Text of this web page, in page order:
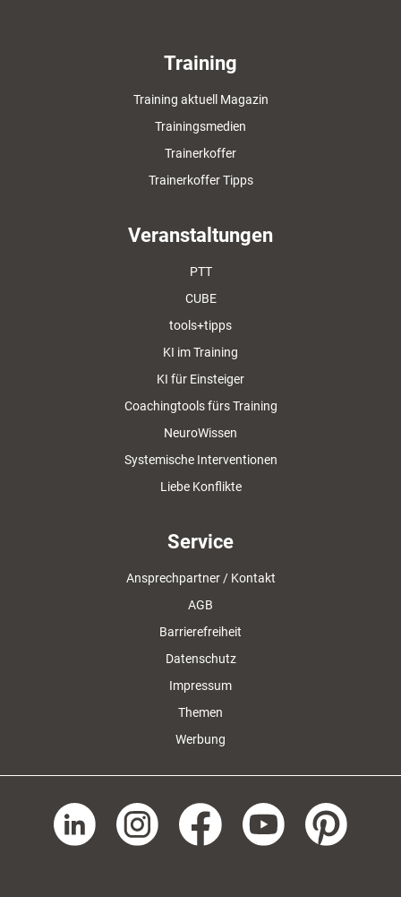
Training
Training aktuell Magazin
Trainingsmedien
Trainerkoffer
Trainerkoffer Tipps
Veranstaltungen
PTT
CUBE
tools+tipps
KI im Training
KI für Einsteiger
Coachingtools fürs Training
NeuroWissen
Systemische Interventionen
Liebe Konflikte
Service
Ansprechpartner / Kontakt
AGB
Barrierefreiheit
Datenschutz
Impressum
Themen
Werbung